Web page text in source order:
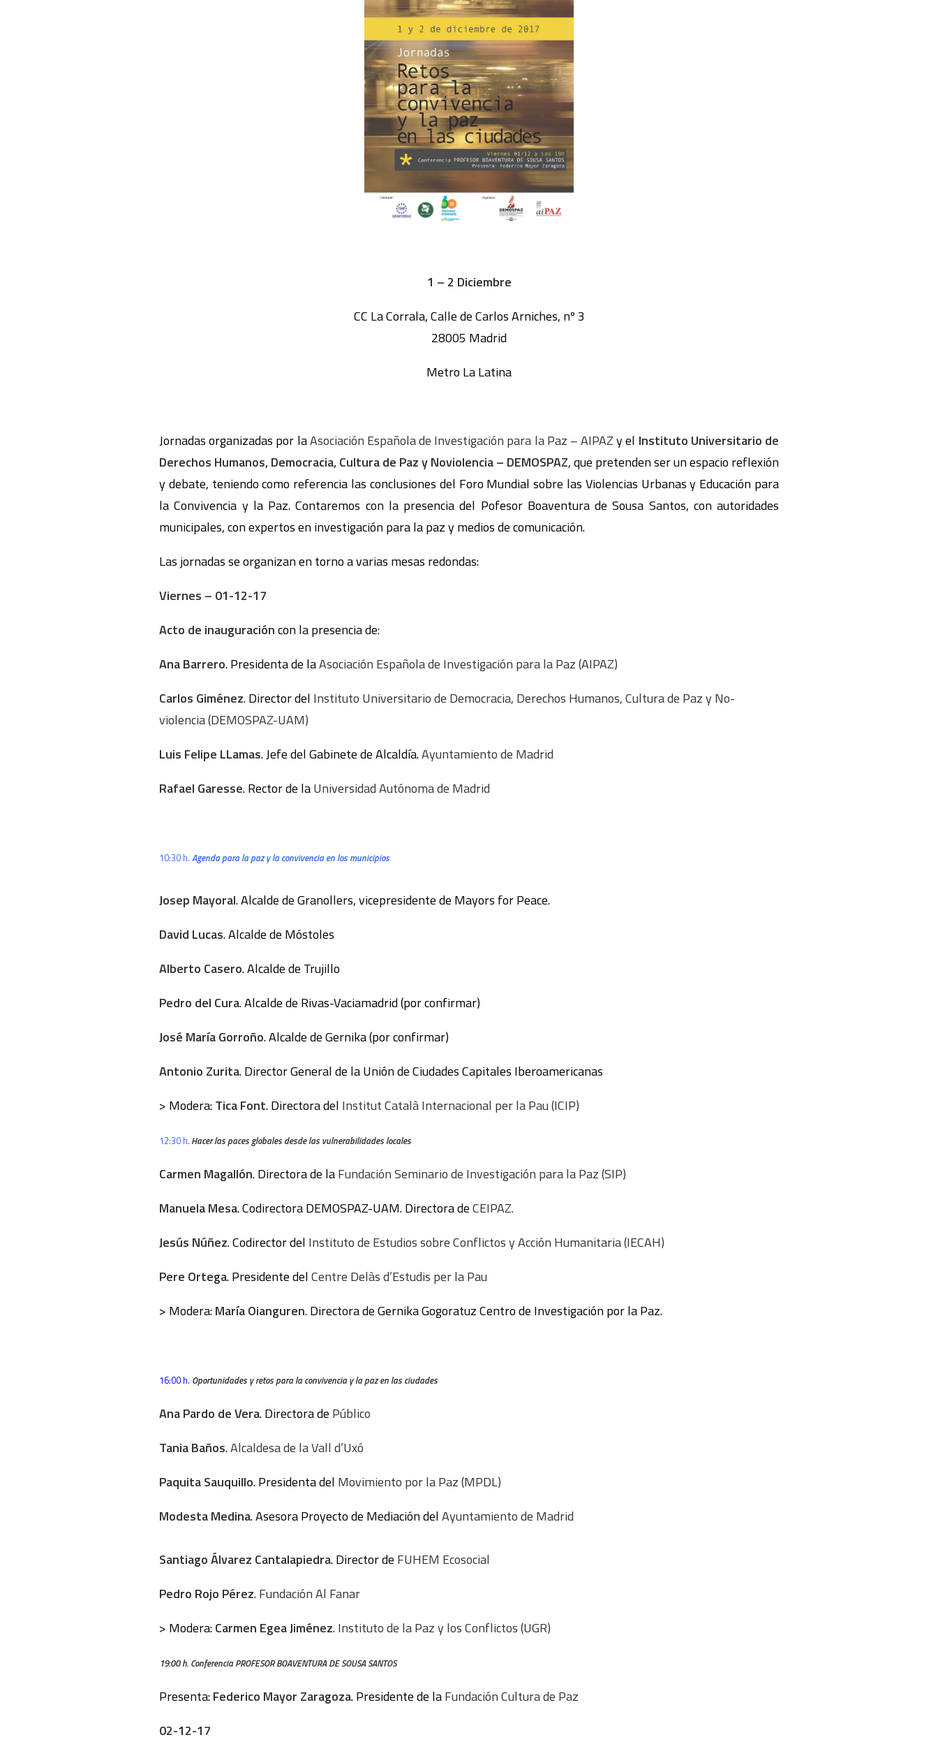
1 – 2 Diciembre
CC La Corrala, Calle de Carlos Arniches, nº 3
28005 Madrid
Metro La Latina
Jornadas organizadas por laAsociación Española de Investigación para la Paz – AIPAZy el Instituto Universitario de
Derechos Humanos, Democracia, Cultura de Paz y Noviolencia – DEMOSPAZ, que pretenden ser un espacio reflexión
y debate, teniendo como referencia las conclusiones del Foro Mundial sobre las Violencias Urbanas y Educación para
la Convivencia y la Paz. Contaremos con la presencia del Pofesor Boaventura de Sousa Santos, con autoridades
municipales, con expertos en investigación para la paz y medios de comunicación.
Las jornadas se organizan en torno a varias mesas redondas:
Viernes – 01-12-17
Acto de inauguracióncon la presencia de:
Ana Barrero. Presidenta de laAsociación Española de Investigación para la Paz (AIPAZ)
Carlos Giménez. Director del Instituto Universitario de Democracia, Derechos Humanos, Cultura de Paz y No-
violencia (DEMOSPAZ-UAM)
Luis Felipe LLamas. Jefe del Gabinete de Alcaldía.Ayuntamiento de Madrid
Rafael Garesse. Rector de laUniversidad Autónoma de Madrid
10:30 h. Agenda para la paz y la convivencia en los municipios
Josep Mayoral. Alcalde de Granollers, vicepresidente de Mayors for Peace.
David Lucas. Alcalde de Móstoles
Alberto Casero. Alcalde de Trujillo
Pedro del Cura. Alcalde de Rivas-Vaciamadrid (por confirmar)
José María Gorroño. Alcalde de Gernika (por confirmar)
Antonio Zurita. Director General de la Unión de Ciudades Capitales Iberoamericanas
> Modera:Tica Font. Directora del Institut Català Internacional per la Pau (ICIP)
12:30 h. Hacer las paces globales desde las vulnerabilidades locales
Carmen Magallón. Directora de laFundación Seminario de Investigación para la Paz (SIP)
Manuela Mesa. Codirectora DEMOSPAZ-UAM. Directora deCEIPAZ.
Jesús Núñez. Codirector del Instituto de Estudios sobre Conflictos y Acción Humanitaria (IECAH)
Pere Ortega. Presidente delCentre Delàs d’Estudis per la Pau
> Modera:María Oianguren. Directora de Gernika Gogoratuz Centro de Investigación por la Paz.
16:00 h. Oportunidades y retos para la convivencia y la paz en las ciudades
Ana Pardo de Vera. Directora de Público
Tania Baños.Alcaldesa de la Vall d’Uxó
Paquita Sauquillo. Presidenta del Movimiento por la Paz (MPDL)
Modesta Medina. Asesora Proyecto de Mediación delAyuntamiento de Madrid
Santiago Álvarez Cantalapiedra. Director de FUHEM Ecosocial
Pedro Rojo Pérez.Fundación Al Fanar
> Modera:Carmen Egea Jiménez.Instituto de la Paz y los Conflictos (UGR)
19:00 h. Conferencia PROFESOR BOAVENTURA DE SOUSA SANTOS
Presenta:Federico Mayor Zaragoza. Presidente de laFundación Cultura de Paz
02-12-17